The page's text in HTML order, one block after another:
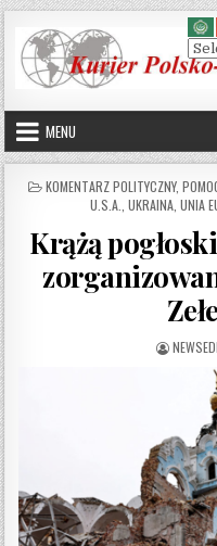
Skip to content
MENU
POSTED IN
KOMENTARZ POLITYCZNY,
U.S.A. UKRAINA UNIA
Krążą
AUTHOR: